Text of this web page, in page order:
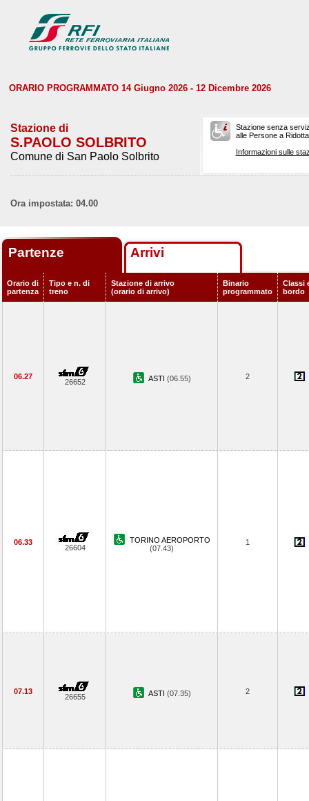
ORARIO PROGRAMMATO 14 Giugno 2026 - 12 Dicembre 2026
Stazione di
S.PAOLO SOLBRITO
Comune di San Paolo Solbrito
Stazione senza
alle Persone a
Informazioni sulle
Ora impostata: 04.00
Partenze Arrivi
Orario di
partenza
Tipo e n. di
treno
Stazione di arrivo
(orario di arrivo)
Binario
programmato
Classi
bordo
06.27
26652 ASTI (06.55) 2
06.33
26604
TORINO AEROPORTO
(07.43)
1
07.13
26655 ASTI (07.35) 2